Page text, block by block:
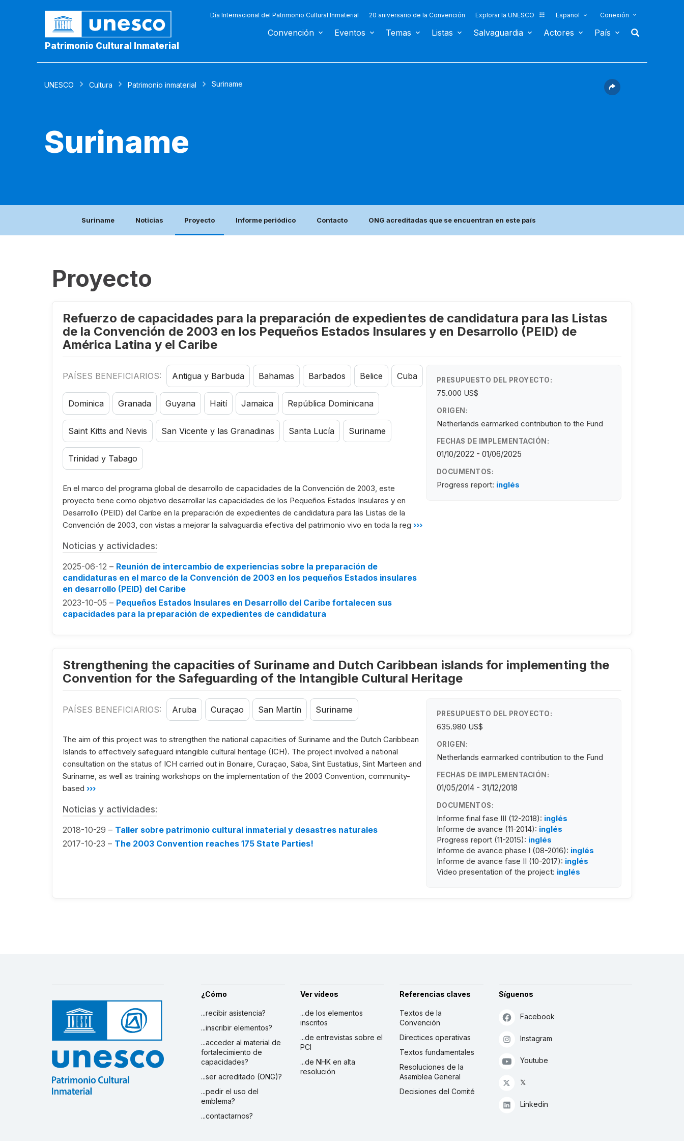
Patrimonio Cultural Inmaterial
Día Internacional del Patrimonio Cultural Inmaterial 20 aniversario de la Convención Explorar la UNESCO Español Conexión
Convención Eventos Temas Listas Salvaguardia Actores País
UNESCO Cultura Patrimonio inmaterial Suriname
Suriname
Suriname Noticias Proyecto Informe periódico Contacto ONG acreditadas que se encuentran en este país
Proyecto
Refuerzo de capacidades para la preparación de expedientes de candidatura para las Listas
de la Convención de 2003 en los Pequeños Estados Insulares y en Desarrollo (PEID) de
América Latina y el Caribe
PAÍSES BENEFICIARIOS: Antigua y Barbuda Bahamas Barbados Belice Cuba
Dominica Granada Guyana Haití Jamaica República Dominicana
Saint Kitts and Nevis San Vicente y las Granadinas Santa Lucía Suriname
Trinidad y Tabago
En el marco del programa global de desarrollo de capacidades de la Convención de 2003, este
proyecto tiene como objetivo desarrollar las capacidades de los Pequeños Estados Insulares y en
Desarrollo (PEID) del Caribe en la preparación de expedientes de candidatura para las Listas de la
Convención de 2003, con vistas a mejorar la salvaguardia efectiva del patrimonio vivo en toda la reg ›››
Noticias y actividades:
2025-06-12 – Reunión de intercambio de experiencias sobre la preparación de
candidaturas en el marco de la Convención de 2003 en los pequeños Estados insulares
en desarrollo (PEID) del Caribe
2023-10-05 – Pequeños Estados Insulares en Desarrollo del Caribe fortalecen sus
capacidades para la preparación de expedientes de candidatura
PRESUPUESTO DEL PROYECTO:
75.000 US$
ORIGEN:
Netherlands earmarked contribution to the Fund
FECHAS DE IMPLEMENTACIÓN:
01/10/2022 - 01/06/2025
DOCUMENTOS:
Progress report: inglés
Strengthening the capacities of Suriname and Dutch Caribbean islands for implementing the
Convention for the Safeguarding of the Intangible Cultural Heritage
PAÍSES BENEFICIARIOS: Aruba Curaçao San Martín Suriname
The aim of this project was to strengthen the national capacities of Suriname and the Dutch Caribbean
Islands to effectively safeguard intangible cultural heritage (ICH). The project involved a national
consultation on the status of ICH carried out in Bonaire, Curaçao, Saba, Sint Eustatius, Sint Marteen and
Suriname, as well as training workshops on the implementation of the 2003 Convention, community-
based ›››
Noticias y actividades:
2018-10-29 – Taller sobre patrimonio cultural inmaterial y desastres naturales
2017-10-23 – The 2003 Convention reaches 175 State Parties!
PRESUPUESTO DEL PROYECTO:
635.980 US$
ORIGEN:
Netherlands earmarked contribution to the Fund
FECHAS DE IMPLEMENTACIÓN:
01/05/2014 - 31/12/2018
DOCUMENTOS:
Informe final fase III (12-2018): inglés
Informe de avance (11-2014): inglés
Progress report (11-2015): inglés
Informe de avance phase I (08-2016): inglés
Informe de avance fase II (10-2017): inglés
Video presentation of the project: inglés
¿Cómo
...recibir asistencia?
...inscribir elementos?
...acceder al material de
fortalecimiento de
capacidades?
...ser acreditado (ONG)?
...pedir el uso del
emblema?
...contactarnos?
Ver vídeos
...de los elementos
inscritos
...de entrevistas sobre el
PCI
...de NHK en alta
resolución
Referencias claves
Textos de la
Convención
Directices operativas
Textos fundamentales
Resoluciones de la
Asamblea General
Decisiones del Comité
Síguenos
Facebook
Instagram
Youtube
𝕏
Linkedin